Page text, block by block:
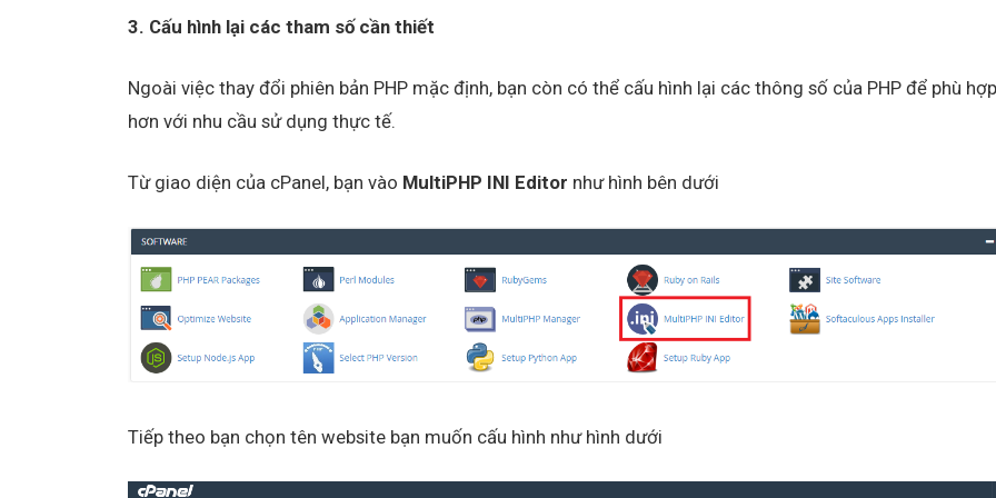
3. Cấu hình lại các tham số cần thiết
Ngoài việc thay đổi phiên bản PHP mặc định, bạn còn có thể cấu hình lại các thông số của PHP để phù hợp
hơn với nhu cầu sử dụng thực tế.
Từ giao diện của cPanel, bạn vào MultiPHP INI Editor như hình bên dưới
Tiếp theo bạn chọn tên website bạn muốn cấu hình như hình dưới